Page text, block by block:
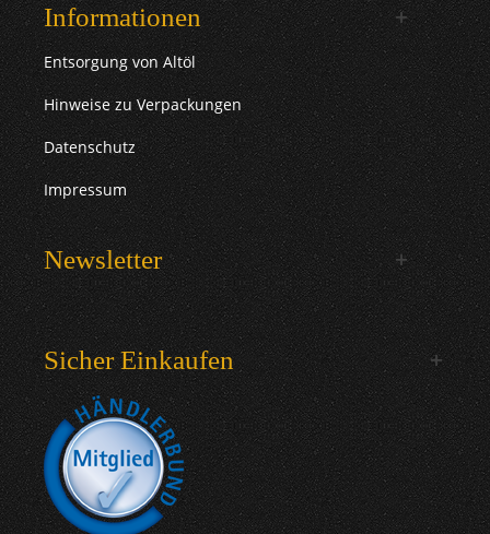
Informationen
Entsorgung von Altöl
Hinweise zu Verpackungen
Datenschutz
Impressum
Newsletter
Sicher Einkaufen